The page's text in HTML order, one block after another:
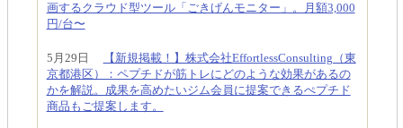
画するクラウド型ツール「ごきげんモニター」。月額3,000
円/台〜
5月29日
【新規掲載！】株式会社EffortlessConsulting（東
京都港区）：ペプチドが筋トレにどのような効果があるの
かを解説。成果を高めたいジム会員に提案できるぺプチド
商品もご提案します。